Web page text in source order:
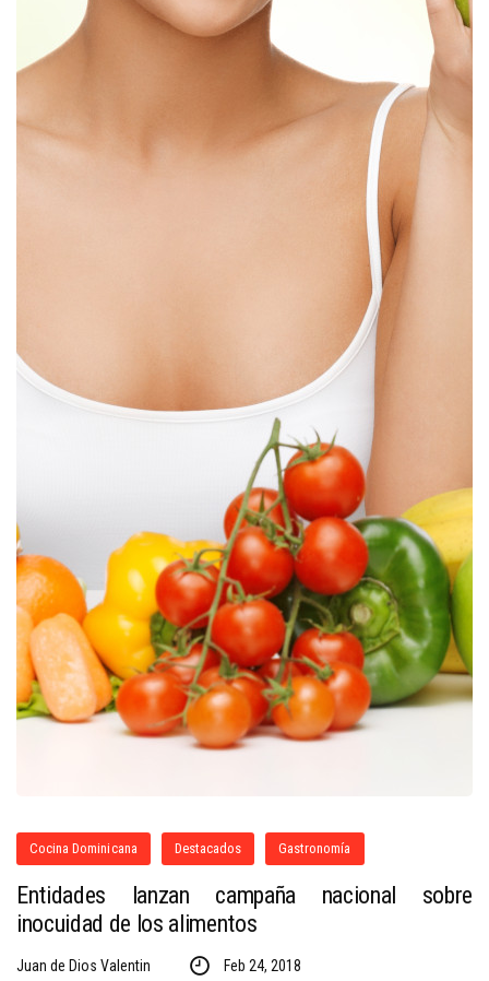
Cocina Dominicana Destacados Gastronomía
Entidades lanzan campaña nacional sobre
inocuidad de los alimentos
Juan de Dios Valentin Feb 24, 2018